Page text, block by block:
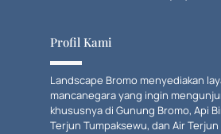
Profil Kami
Landscape Bromo menyediakan
mancanegara yang ingin
khususnya di Gunung Bromo, Api
Terjun Tumpaksewu, dan Air